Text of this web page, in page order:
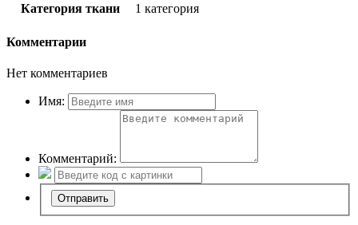
Категория ткани
1 категория
Комментарии
Нет комментариев
Имя:
Комментарий: